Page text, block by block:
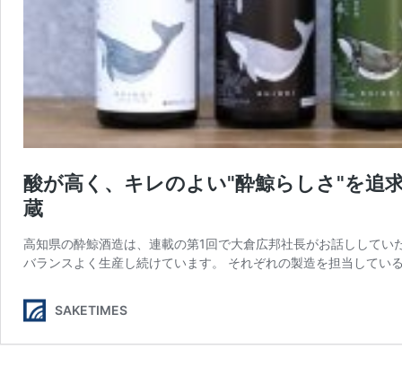
酸が高く、キレのよい"酔鯨らしさ"を追
蔵
高知県の酔鯨酒造は、連載の第1回で大倉広邦社長がお話しして
バランスよく生産し続けています。 それぞれの製造を担当して
SAKETIMES